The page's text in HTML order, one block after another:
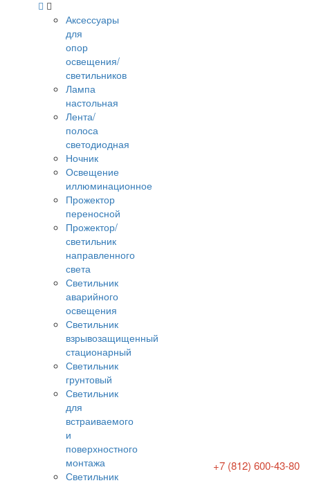
Аксессуары
для
опор
освещения/
светильников
Лампа
настольная
Лента/
полоса
светодиодная
Ночник
Освещение
иллюминационное
Прожектор
переносной
Прожектор/
светильник
направленного
света
Светильник
аварийного
освещения
Светильник
взрывозащищенный
стационарный
Светильник
грунтовый
Светильник
для
встраиваемого
и
поверхностного
монтажа
Светильник
+7 (812) 600-43-80